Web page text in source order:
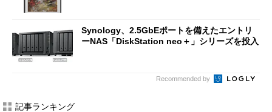
Synology、2.5GbEポートを備えたエントリ
ーNAS「DiskStation neo＋」シリーズを投入
Recommended by
記事ランキング